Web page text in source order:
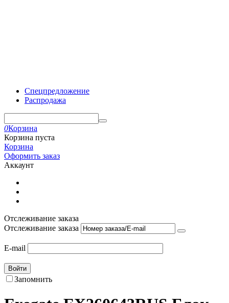
Спецпредложение
Распродажа
0Корзина
Корзина пуста
Корзина
Оформить заказ
Аккаунт
Отслеживание заказа
Отслеживание заказа
E-mail
Войти
Запомнить